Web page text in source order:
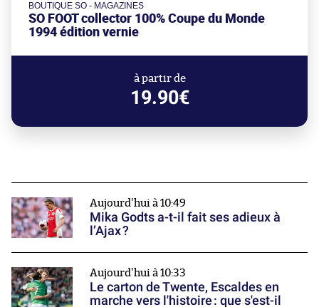
BOUTIQUE SO - MAGAZINES
SO FOOT collector 100% Coupe du Monde
1994 édition vernie
à partir de
19.90€
Aujourd'hui à 10:49
Mika Godts a-t-il fait ses adieux à
l’Ajax ?
Aujourd'hui à 10:33
Le carton de Twente, Escaldes en
marche vers l'histoire : que s'est-il